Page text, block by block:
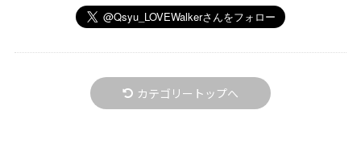
カテゴリートップへ